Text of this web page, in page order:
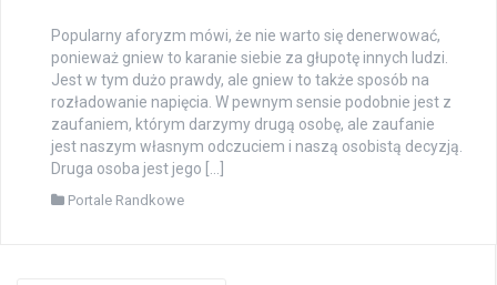
Popularny aforyzm mówi, że nie warto się denerwować,
ponieważ gniew to karanie siebie za głupotę innych ludzi.
Jest w tym dużo prawdy, ale gniew to także sposób na
rozładowanie napięcia. W pewnym sensie podobnie jest z
zaufaniem, którym darzymy drugą osobę, ale zaufanie
jest naszym własnym odczuciem i naszą osobistą decyzją.
Druga osoba jest jego […]
Portale Randkowe